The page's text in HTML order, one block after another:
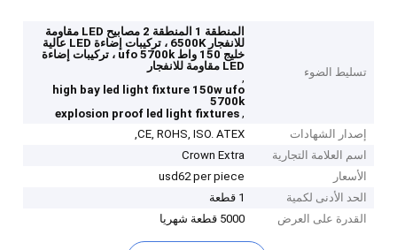
تسليط الضوء
المنطقة 1 المنطقة 2 مصابيح LED مقاومة
للانفجار 6500K ، تركيبات إضاءة LED عالية
خليج 150 واط ufo 5700k ، تركيبات إضاءة
LED مقاومة للانفجار
,
high bay led light fixture 150w ufo
5700k
,
explosion proof led light fixtures
إصدار الشهادات
CE, ROHS, ISO. ATEX,
اسم العلامة التجارية
Crown Extra
الأسعار
usd62 per piece
الحد الأدنى لكمية
1 قطعة
القدرة على العرض
5000 قطعة شهريا